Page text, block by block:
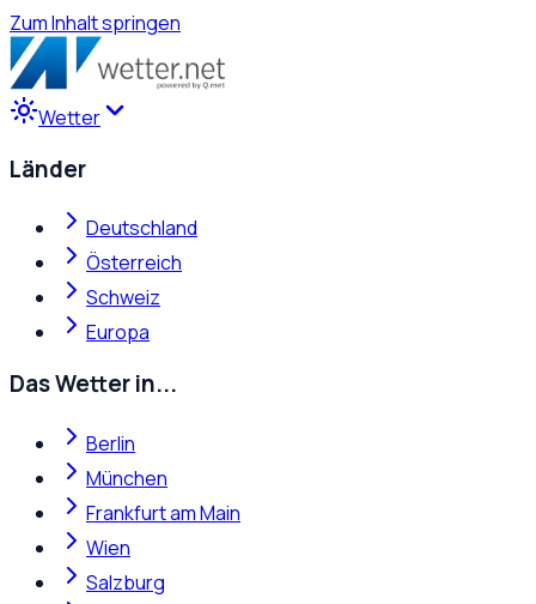
Zum Inhalt springen
Wetter
Länder
Deutschland
Österreich
Schweiz
Europa
Das Wetter in...
Berlin
München
Frankfurt am Main
Wien
Salzburg